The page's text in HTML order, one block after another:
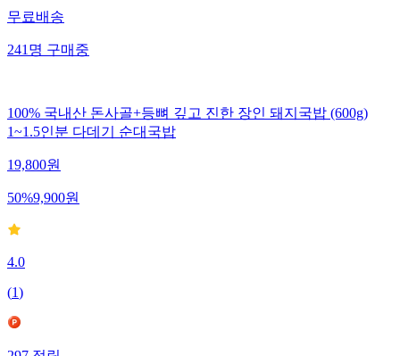
무료배송
241명구매중
100% 국내산 돈사골+등뼈 깊고 진한 장인 돼지국밥 (600g)
1~1.5인분 다데기 순대국밥
19,800원
50%9,900원
4.0
(1)